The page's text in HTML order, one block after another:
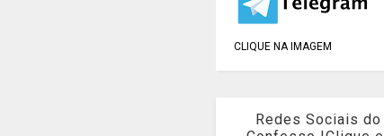
CLIQUE NA IMAGEM
Redes Sociais